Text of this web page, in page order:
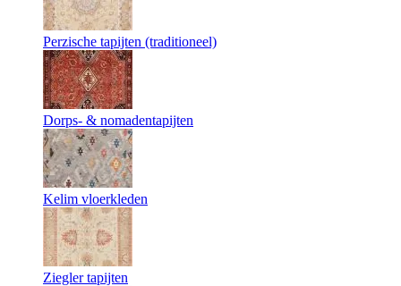
Perzische tapijten (traditioneel)
Dorps- & nomadentapijten
Kelim vloerkleden
Ziegler tapijten